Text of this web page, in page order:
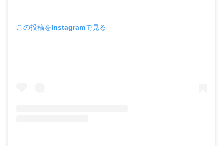
この投稿をInstagramで見る